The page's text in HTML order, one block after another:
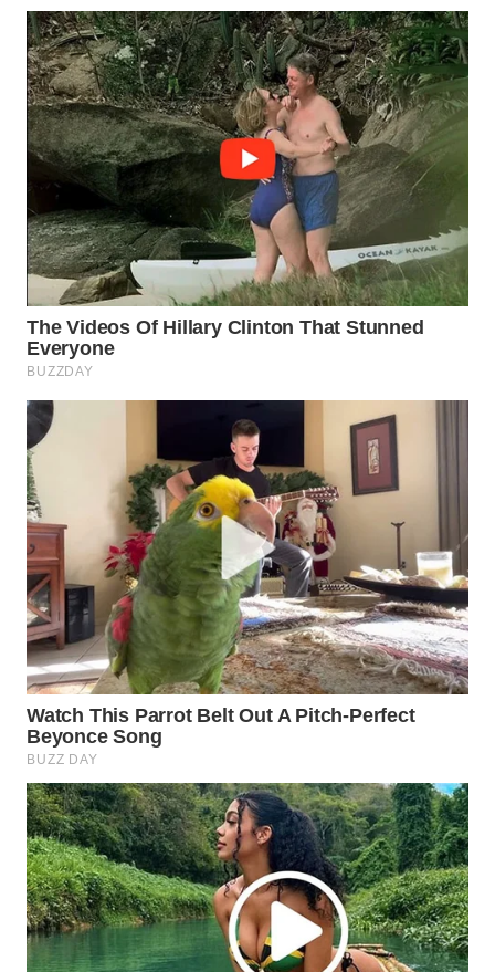
WN
PRIANGAN
TIMUR
WN
SEMARANG
WN
SOLO
WN
BOROBUDUR
WN
WN
NATUNA
WN
BINTAN
WN
MANDALIKA
LIKUPANG
WN
LABUANBAJO
WN
BORNEO